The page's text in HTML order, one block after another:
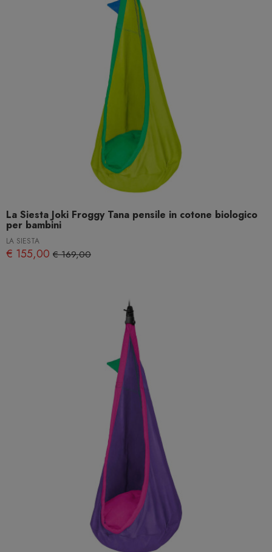
La Siesta Joki Froggy Tana pensile in cotone biologico
per bambini
LA SIESTA
€ 155,00 € 169,00